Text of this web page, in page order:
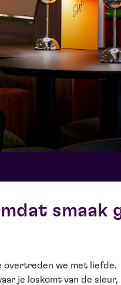
smaak
overtreden we met liefde.
je loskomt van de sleur,